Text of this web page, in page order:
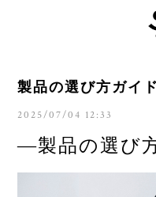
製品の選び方ガイド
2025/07/04 12:33
—製品の選び